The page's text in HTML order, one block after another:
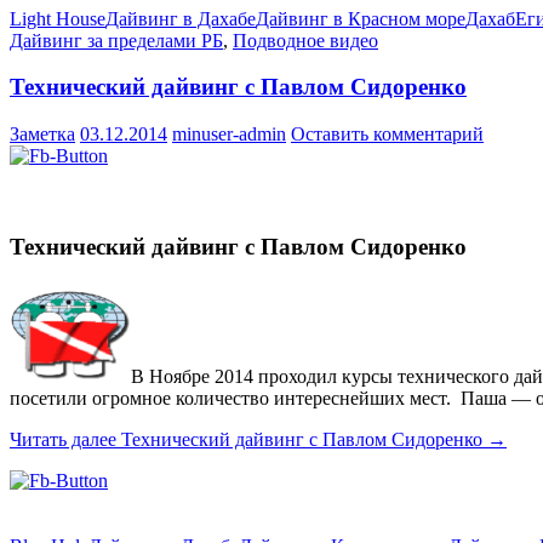
Light HouseДайвинг в ДахабеДайвинг в Красном мореДахаб
Дайвинг за пределами РБ, Подводное видео
Технический дайвинг с Павлом Сидоренко
Заметка 03.12.2014 minuser-admin Оставить комментарий
Технический дайвинг с Павлом Сидоренко
В Ноябре 2014 проходил курсы технического
посетили огромное количество интереснейших мест. Паша
Читать далее Технический дайвинг с Павлом Сидоренко →